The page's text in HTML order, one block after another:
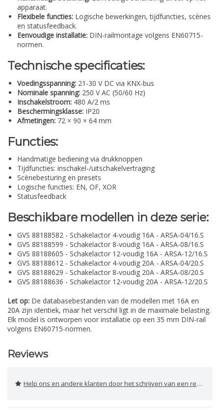
apparaat.
Flexibele functies: Logische bewerkingen, tijdfuncties, scènes
en statusfeedback.
Eenvoudige installatie: DIN-railmontage volgens EN60715-
normen.
Technische specificaties:
Voedingsspanning: 21-30 V DC via KNX-bus
Nominale spanning: 250 V AC (50/60 Hz)
Inschakelstroom: 480 A/2 ms
Beschermingsklasse: IP20
Afmetingen: 72 × 90 × 64 mm
Functies:
Handmatige bediening via drukknoppen
Tijdfuncties: inschakel-/uitschakelvertraging
Scènebesturing en presets
Logische functies: EN, OF, XOR
Statusfeedback
Beschikbare modellen in deze serie:
GVS 88188582 - Schakelactor 4-voudig 16A - ARSA-04/16.S
GVS 88188599 - Schakelactor 8-voudig 16A - ARSA-08/16.S
GVS 88188605 - Schakelactor 12-voudig 16A - ARSA-12/16.S
GVS 88188612 - Schakelactor 4-voudig 20A - ARSA-04/20.S
GVS 88188629 - Schakelactor 8-voudig 20A - ARSA-08/20.S
GVS 88188636 - Schakelactor 12-voudig 20A - ARSA-12/20.S
Let op: De databasebestanden van de modellen met 16A en
20A zijn identiek, maar het verschil ligt in de maximale belasting.
Elk model is ontworpen voor installatie op een 35 mm DIN-rail
volgens EN60715-normen.
Reviews
Help ons en andere klanten door het schrijven van een review